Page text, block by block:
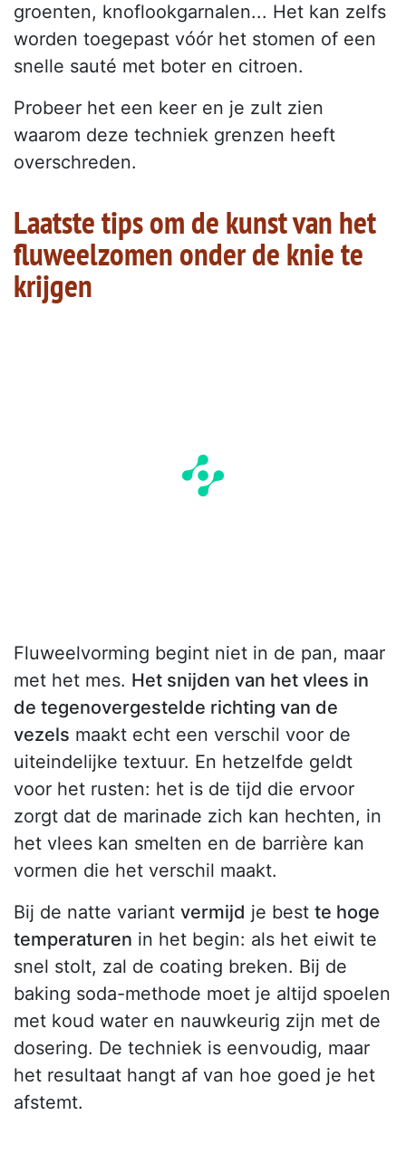
groenten, knoflookgarnalen... Het kan zelfs
worden toegepast vóór het stomen of een
snelle sauté met boter en citroen.
Probeer het een keer en je zult zien
waarom deze techniek grenzen heeft
overschreden.
Laatste tips om de kunst van het
fluweelzomen onder de knie te
krijgen
Fluweelvorming begint niet in de pan, maar
met het mes. Het snijden van het vlees in
de tegenovergestelde richting van de
vezels maakt echt een verschil voor de
uiteindelijke textuur. En hetzelfde geldt
voor het rusten: het is de tijd die ervoor
zorgt dat de marinade zich kan hechten, in
het vlees kan smelten en de barrière kan
vormen die het verschil maakt.
Bij de natte variant vermijd je best te hoge
temperaturen in het begin: als het eiwit te
snel stolt, zal de coating breken. Bij de
baking soda-methode moet je altijd spoelen
met koud water en nauwkeurig zijn met de
dosering. De techniek is eenvoudig, maar
het resultaat hangt af van hoe goed je het
afstemt.